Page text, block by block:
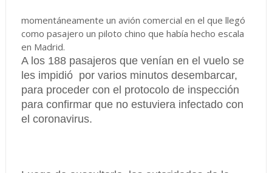
momentáneamente un avión comercial en el que llegó
como pasajero un piloto chino que había hecho escala
en Madrid.
A los 188 pasajeros que venían en el vuelo se
les impidió por varios minutos desembarcar,
para proceder con el protocolo de inspección
para confirmar que no estuviera infectado con
el coronavirus.